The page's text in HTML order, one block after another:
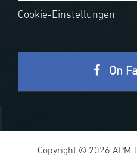
Cookie-Einstellungen
On
Copyright © 2026 APM